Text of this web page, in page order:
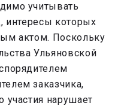
учитывать
интересы которых
актом. Поскольку
Ульяновской
заказчика,
участия нарушает